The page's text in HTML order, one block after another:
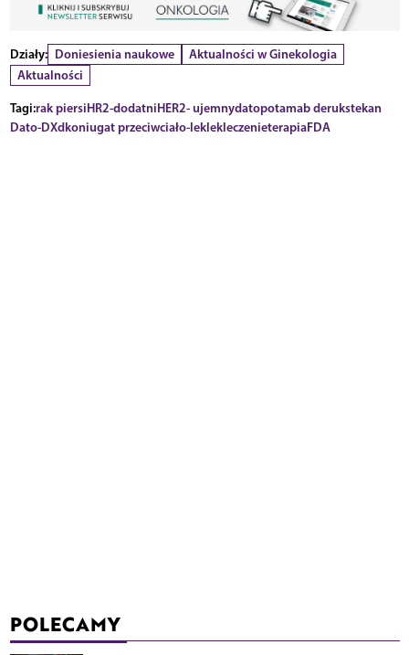
Działy: Doniesienia naukowe
Aktualności w Ginekologia
Aktualności
Tagi:rak piersiHR2-dodatniHER2- ujemnydatopotamab derukstekan
Dato-DXdkoniugat przeciwciało-leklekleczenieterapiaFDA
POLECAMY